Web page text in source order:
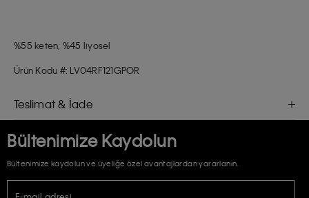
%55 keten, %45 liyosel
Ürün Kodu #: LV04RF121GPOR
Teslimat & İade
Bültenimize Kaydolun
Bültenimize kaydolun ve üyeliğe özel avantajlardan yararlanın.